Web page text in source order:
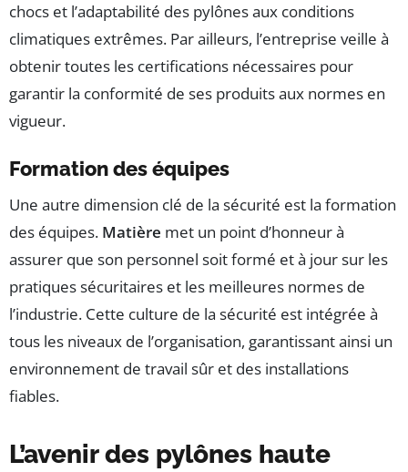
chocs et l’adaptabilité des pylônes aux conditions
climatiques extrêmes. Par ailleurs, l’entreprise veille à
obtenir toutes les certifications nécessaires pour
garantir la conformité de ses produits aux normes en
vigueur.
Formation des équipes
Une autre dimension clé de la sécurité est la formation
des équipes. Matière met un point d’honneur à
assurer que son personnel soit formé et à jour sur les
pratiques sécuritaires et les meilleures normes de
l’industrie. Cette culture de la sécurité est intégrée à
tous les niveaux de l’organisation, garantissant ainsi un
environnement de travail sûr et des installations
fiables.
L’avenir des pylônes haute